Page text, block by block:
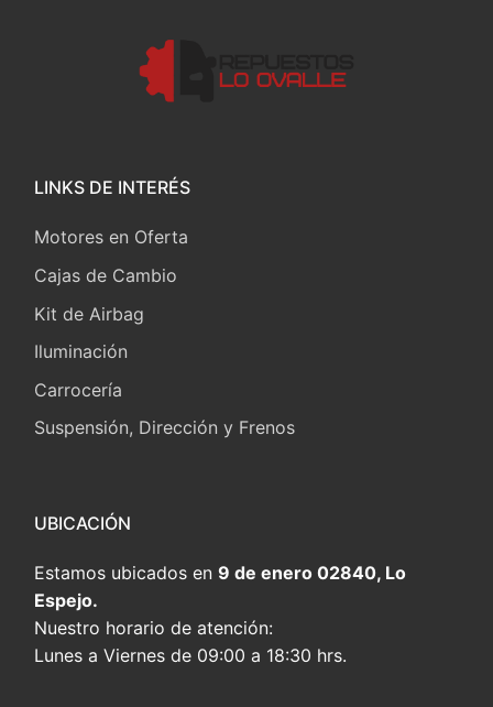
LINKS DE INTERÉS
Motores en Oferta
Cajas de Cambio
Kit de Airbag
Iluminación
Carrocería
Suspensión, Dirección y Frenos
UBICACIÓN
Estamos ubicados en 9 de enero 02840, Lo
Espejo.
Nuestro horario de atención:
Lunes a Viernes de 09:00 a 18:30 hrs.